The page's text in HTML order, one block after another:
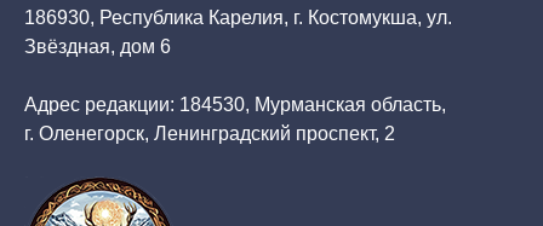
186930, Республика Карелия, г. Костомукша, ул.
Звёздная, дом 6
Адрес редакции: 184530, Мурманская область,
г. Оленегорск, Ленинградский проспект, 2